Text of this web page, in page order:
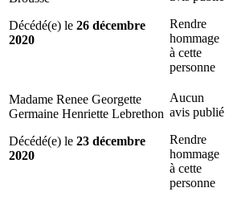
Décédé(e) le 26 décembre
2020
Rendre
hommage
à cette
personne
Madame Renee Georgette
Germaine Henriette Lebrethon
Décédé(e) le 23 décembre
2020
Aucun
avis publié
Rendre
hommage
à cette
personne